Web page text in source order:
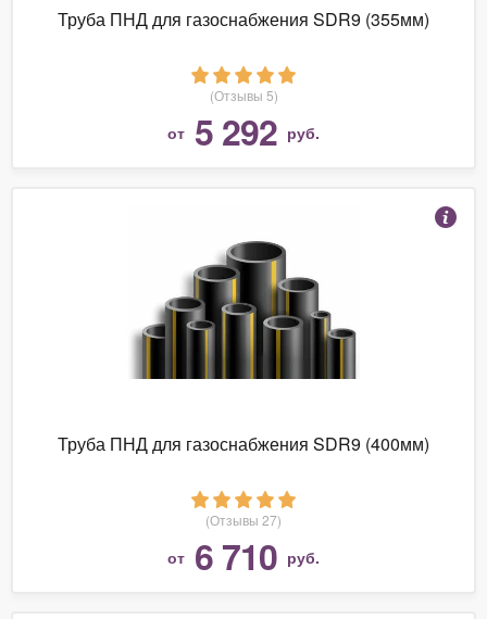
Труба ПНД для газоснабжения SDR9 (355мм)
(Отзывы 5)
от 5 292 руб.
Труба ПНД для газоснабжения SDR9 (400мм)
(Отзывы 27)
от 6 710 руб.